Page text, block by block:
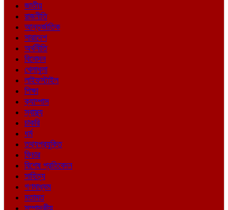
জাতীয়
রাজনীতি
আন্তর্জাতিক
সারাদেশ
অর্থনীতি
বিনোদন
খেলাধুলা
লাইফস্টাইল
শিক্ষা
ক্যাম্পাস
স্বাস্থ্য
চাকরি
ধর্ম
তথ্যপ্রযুক্তি
ফিচার
বিশেষ প্রতিবেদন
সাহিত্য
গণমাধ্যম
মতামত
সম্পাদকীয়